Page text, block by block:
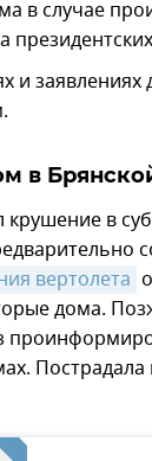
в случае
и заявлениях
в
крушение в
вертолета
дома.